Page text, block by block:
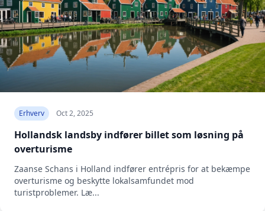
Erhverv Oct 2, 2025
Hollandsk landsby indfører billet som løsning på
overturisme
Zaanse Schans i Holland indfører entrépris for at bekæmpe
overturisme og beskytte lokalsamfundet mod
turistproblemer. Læ...